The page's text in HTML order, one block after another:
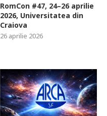
RomCon #47, 24–26 aprilie
2026, Universitatea din
Craiova
26 aprilie 2026